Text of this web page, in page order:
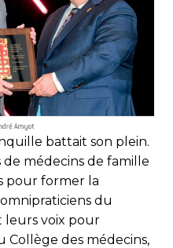
battait son plein.
de médecins de famille
pour former la
du
leurs voix pour
des médecins,